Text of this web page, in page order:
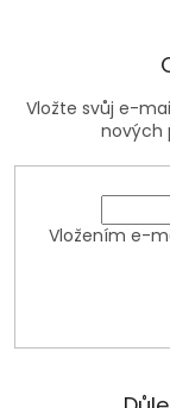
Vložte svůj e-
nových
Vložením e-